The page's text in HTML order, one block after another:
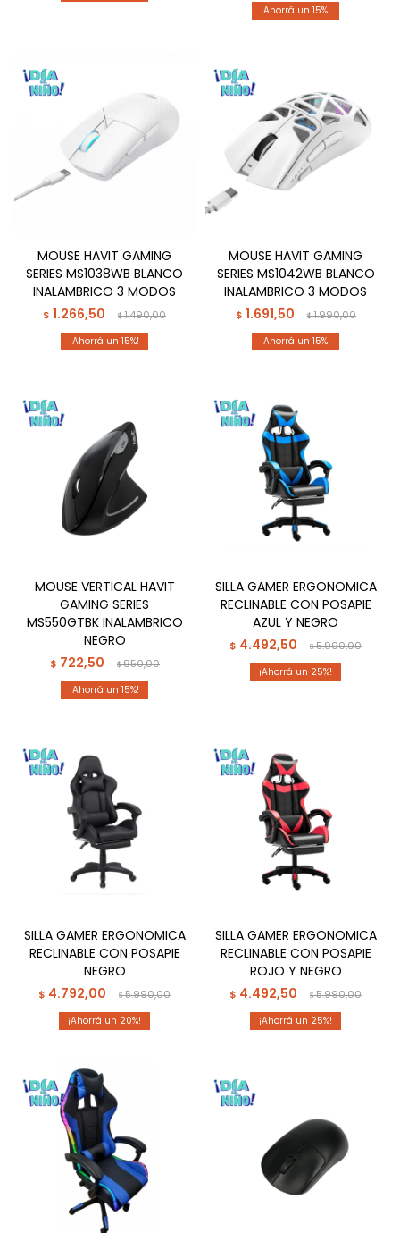
15
MOUSE HAVIT GAMING
SERIES MS1038WB BLANCO
INALAMBRICO 3 MODOS
$ 1.266,50 $1.490,00
15
MOUSE HAVIT GAMING
SERIES MS1042WB BLANCO
INALAMBRICO 3 MODOS
$ 1.691,50 $1.990,00
15
MOUSE VERTICAL HAVIT
GAMING SERIES
MS550GTBK INALAMBRICO
NEGRO
$ 722,50 $850,00
15
SILLA GAMER ERGONOMICA
RECLINABLE CON POSAPIE
AZUL Y NEGRO
$ 4.492,50 $5.990,00
25
SILLA GAMER ERGONOMICA
RECLINABLE CON POSAPIE
NEGRO
$ 4.792,00 $5.990,00
20
SILLA GAMER ERGONOMICA
RECLINABLE CON POSAPIE
ROJO Y NEGRO
$ 4.492,50 $5.990,00
25